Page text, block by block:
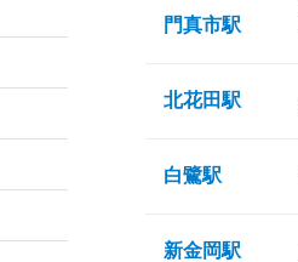
門真市駅
北花田駅
白鷺駅
新金岡駅